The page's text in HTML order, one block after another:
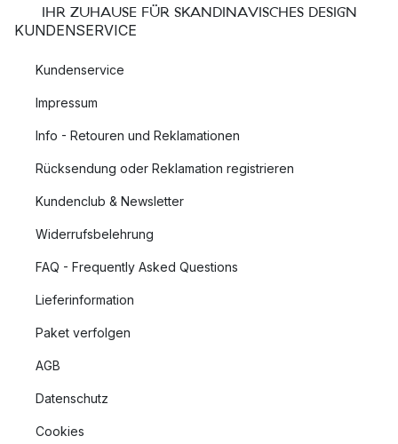
IHR ZUHAUSE FÜR SKANDINAVISCHES DESIGN
KUNDENSERVICE
Kundenservice
Impressum
Info - Retouren und Reklamationen
Rücksendung oder Reklamation registrieren
Kundenclub & Newsletter
Widerrufsbelehrung
FAQ - Frequently Asked Questions
Lieferinformation
Paket verfolgen
AGB
Datenschutz
Cookies